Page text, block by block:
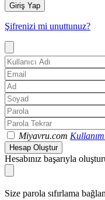
Giriş Yap
Şifrenizi mi unuttunuz?
Miyavru.com
Hesap Oluştur
Hesabınız başarıyla
Size parola sıfırlama